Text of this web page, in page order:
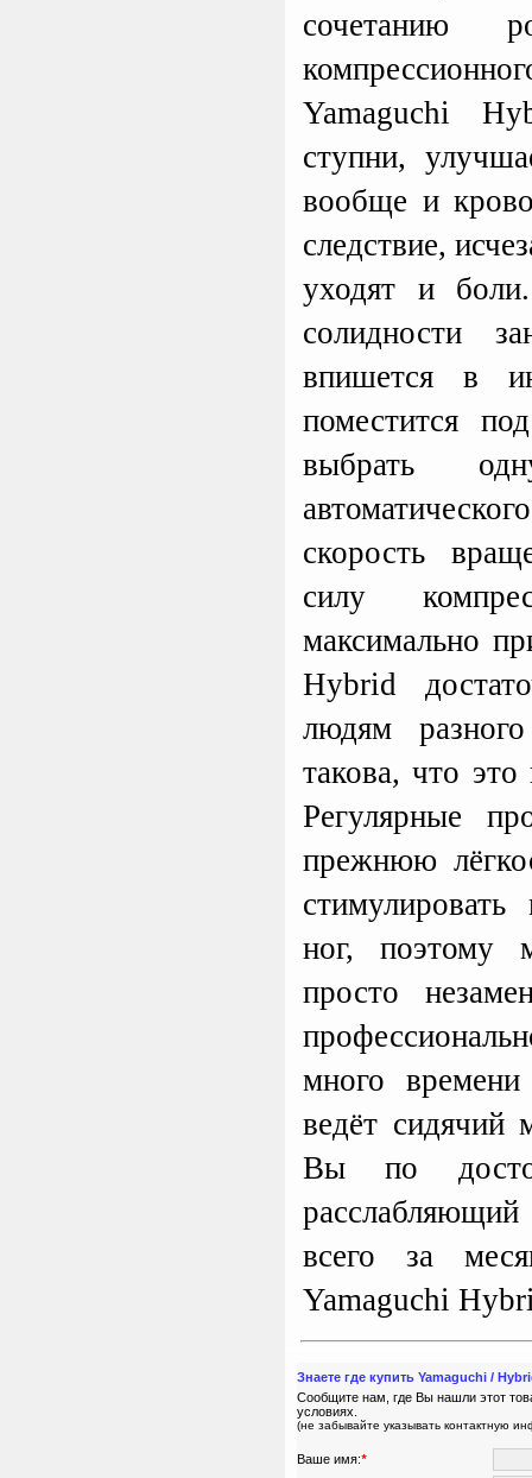
сочетанию
Yamaguchi
ступни,
вообще и
следствие,
уходят и
солидности
впишется в
поместится
выбрать
скорость
силу
максимально
Hybrid
людям
такова, что
Регулярные
прежнюю
ног, поэтому
просто
много
ведёт сидячий
Вы по
всего за
Yamaguchi
Знаете где купить Yamaguchi /
Сообщите нам, где Вы нашли этот
условиях.
(не забывайте указывать контактную
Ваше имя:*